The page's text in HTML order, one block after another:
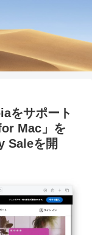
をサポート
Mac」を
Saleを開